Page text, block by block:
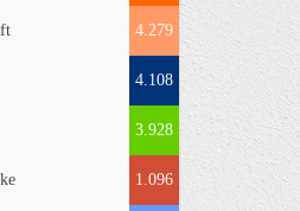
4.279
4.108
3.928
1.096